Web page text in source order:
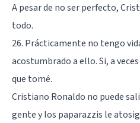
A pesar de no ser perfecto,
todo.
26. Prácticamente no tengo
acostumbrado a ello. Si, a
que tomé.
Cristiano Ronaldo no puede
gente y los paparazzis le